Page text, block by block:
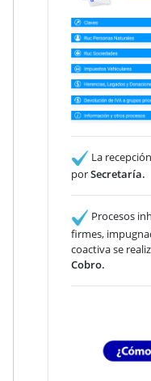
La
porSecretaría.
Procesos
firmes,
coactiva se
Cobro.